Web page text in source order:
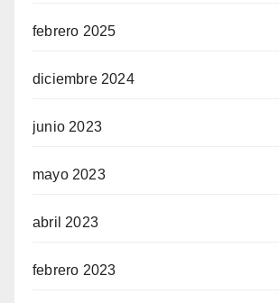
febrero 2025
diciembre 2024
junio 2023
mayo 2023
abril 2023
febrero 2023